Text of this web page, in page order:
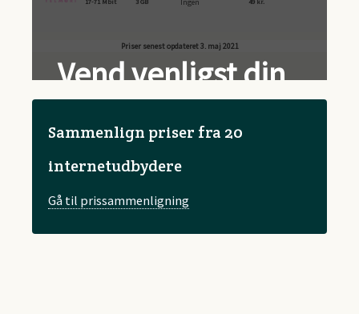
Sammenlign priser fra 20
internetudbydere
Gå til prissammenligning